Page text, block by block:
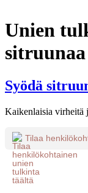
Unien
sitruunaa
Syödä
Kaikenlaisia virheitä
Tilaa